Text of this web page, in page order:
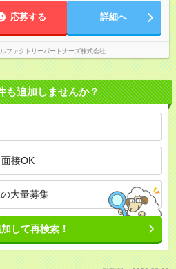
応募する 詳細へ
ファクトリーパートナーズ株式会社
も追加しませんか？
接OK
大量募集
して再検索！